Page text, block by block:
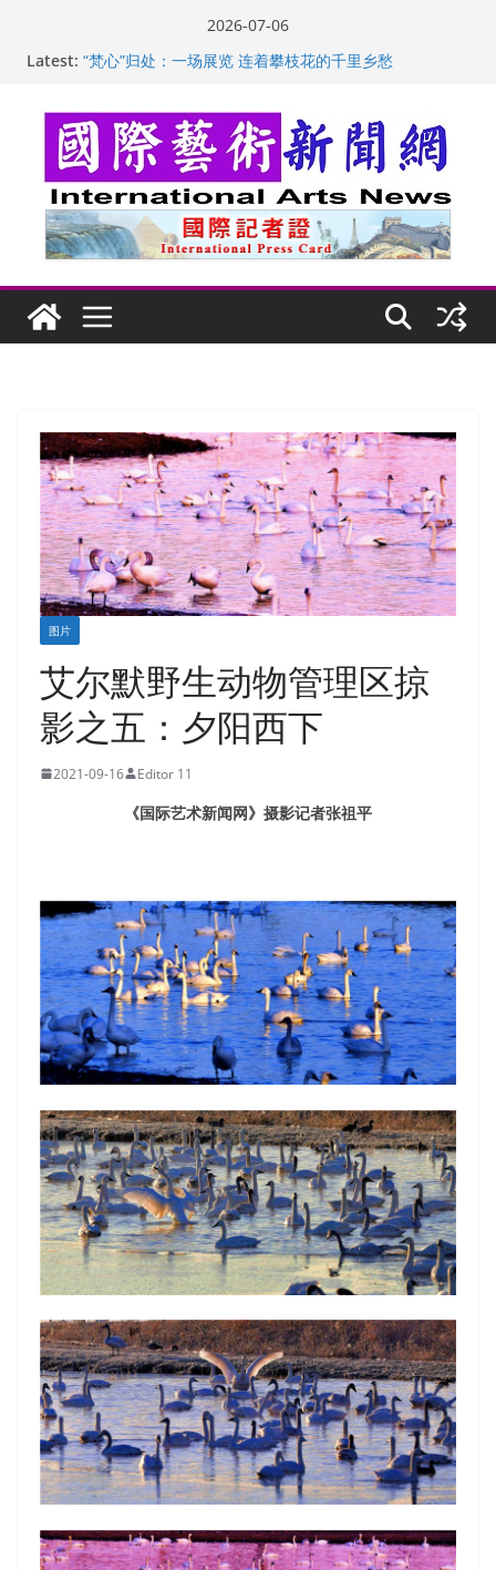
2026-07-06
Latest: 苏方 ：“字”得其乐
“梵心”归处：一场展览 连着攀枝花的千里乡愁
美国加州正式设立“李小龙日” 成首位获州级纪念日华裔
美国人
玛丽安娜·卡拉切娃的绘画：幽默和难以言喻的快乐
图片
艾尔默野生动物管理区掠
影之五：夕阳西下
2021-09-16 Editor 11
《国际艺术新闻网》摄影记者张祖平